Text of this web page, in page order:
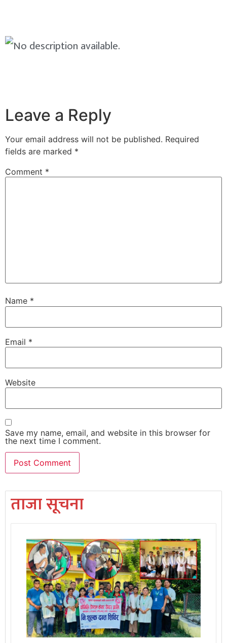
Leave a Reply
Your email address will not be published. Required
fields are marked *
Comment *
Name *
Email *
Website
Save my name, email, and website in this browser for
the next time I comment.
ताजा सूचना